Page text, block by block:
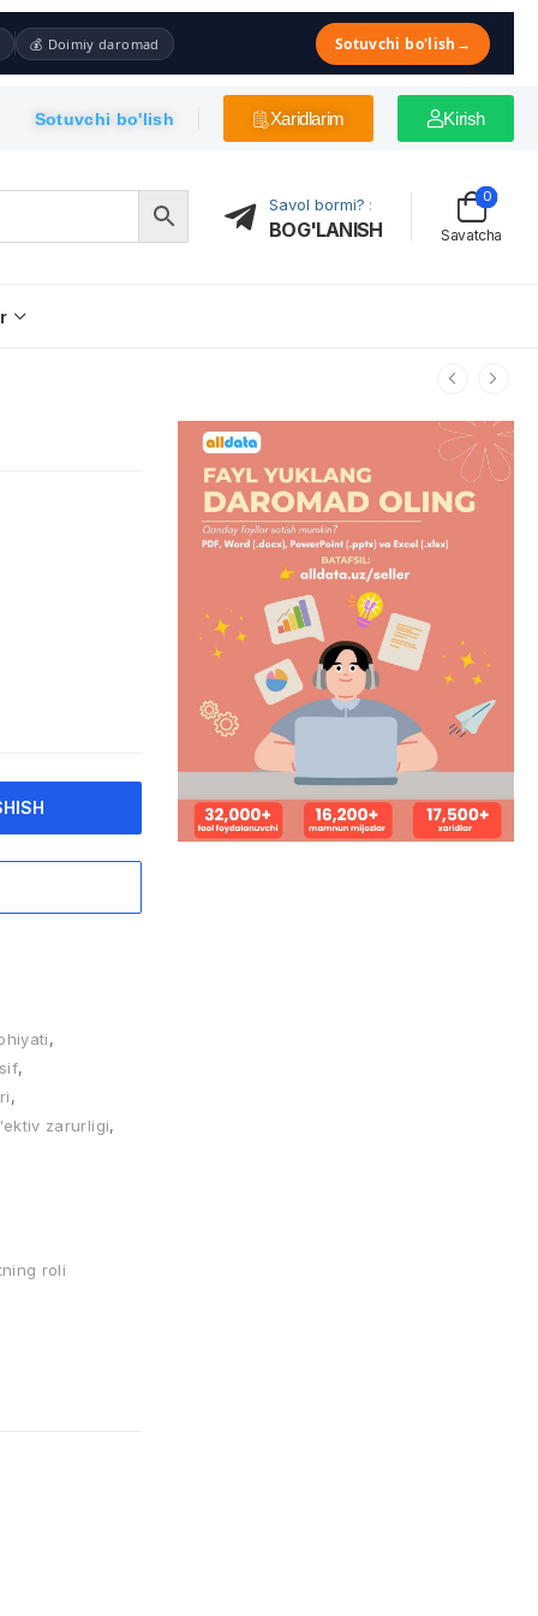
💰 Doimiy daromad Sotuvchi bo'lish →
Sotuvchi bo'lish Xaridlarim Kirish
Savol bormi? :
BOG'LANISH Savatcha
0
,
,
,
zarurligi,
roli